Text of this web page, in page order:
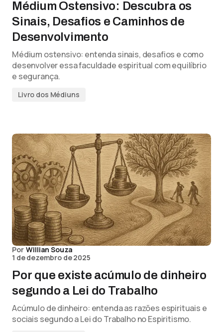
Médium Ostensivo: Descubra os
Sinais, Desafios e Caminhos de
Desenvolvimento
Médium ostensivo: entenda sinais, desafios e como
desenvolver essa faculdade espiritual com equilíbrio
e segurança.
Livro dos Médiuns
Por Willian Souza
1 de dezembro de 2025
Por que existe acúmulo de dinheiro
segundo a Lei do Trabalho
Acúmulo de dinheiro: entenda as razões espirituais e
sociais segundo a Lei do Trabalho no Espiritismo.